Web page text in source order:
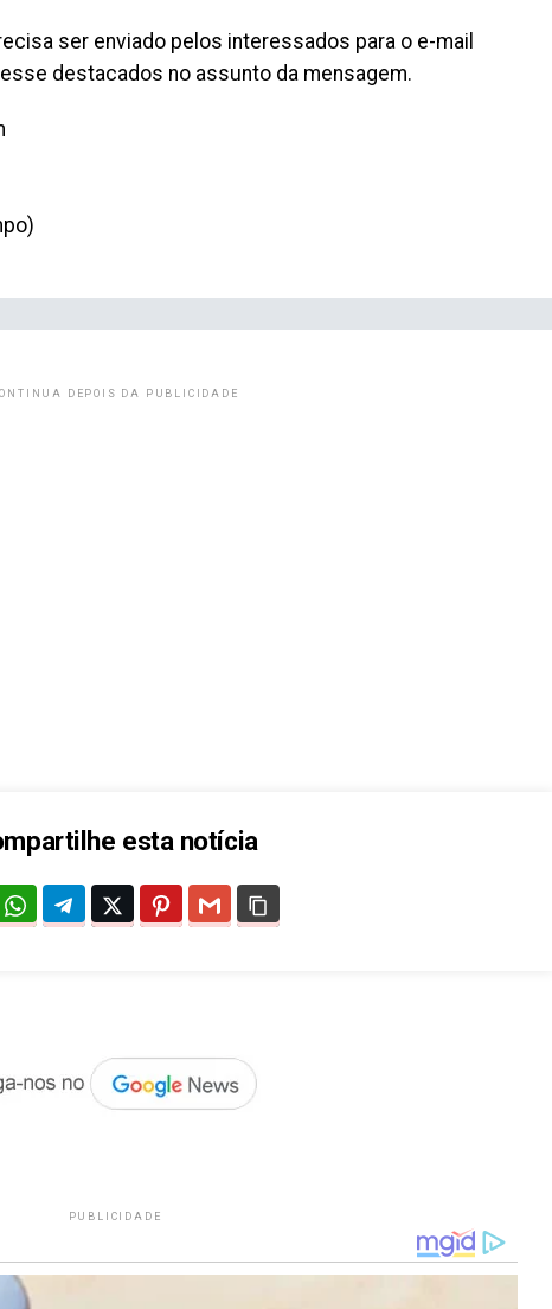
ser enviado pelos interessados para o e-mail
destacados no assunto da mensagem.
DEPOIS DA PUBLICIDADE
esta notícia
PUBLICIDADE